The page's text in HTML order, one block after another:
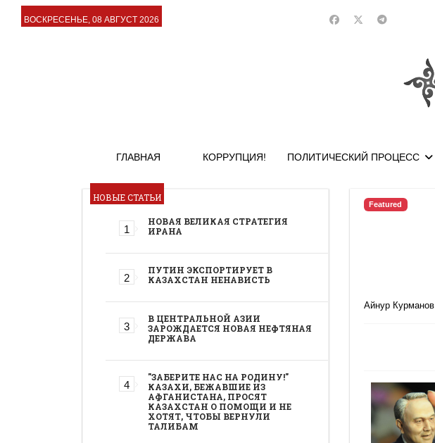
ВОСКРЕСЕНЬЕ, 08 АВГУСТ 2026
ГЛАВНАЯ КОРРУПЦИЯ! ПОЛИТИЧЕСКИЙ ПРОЦЕСС
НОВЫЕ СТАТЬИ
НОВАЯ ВЕЛИКАЯ СТРАТЕГИЯ
ИРАНА
ПУТИН ЭКСПОРТИРУЕТ В
КАЗАХСТАН НЕНАВИСТЬ
В ЦЕНТРАЛЬНОЙ АЗИИ
ЗАРОЖДАЕТСЯ НОВАЯ НЕФТЯНАЯ
ДЕРЖАВА
"ЗАБЕРИТЕ НАС НА РОДИНУ!"
КАЗАХИ, БЕЖАВШИЕ ИЗ
АФГАНИСТАНА, ПРОСЯТ
КАЗАХСТАН О ПОМОЩИ И НЕ
ХОТЯТ, ЧТОБЫ ВЕРНУЛИ
ТАЛИБАМ
Featured
Айнур Курманов